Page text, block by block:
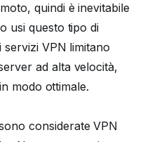
quindi è inevitabile
usi questo tipo di
VPN limitano
ad alta velocità,
modo ottimale.
considerate VPN